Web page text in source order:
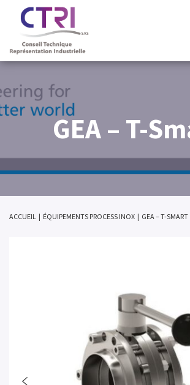
GEA – T-
ACCUEIL | ÉQUIPEMENTS PROCESS INOX | GEA – T-SMART